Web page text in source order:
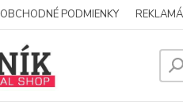
OBCHODNÉ PODMIENKY